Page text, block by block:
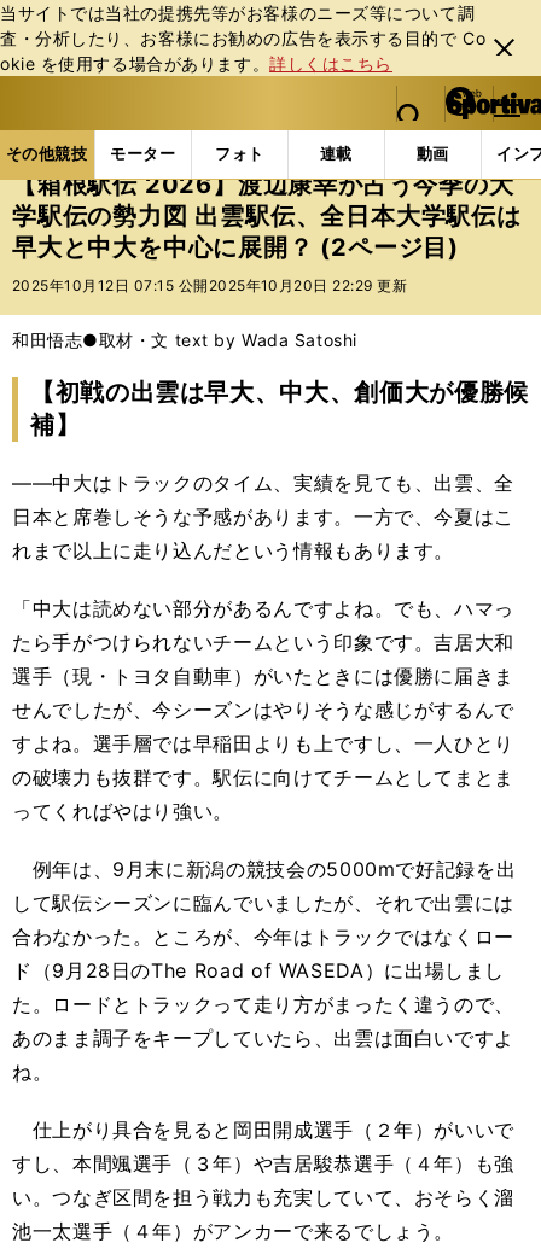
当サイトでは当社の提携先等がお客様のニーズ等について調
査・分析したり、お客様にお勧めの広告を表⽰する⽬的で Co
okie を使⽤する場合があります。詳しくはこちら
閉じ
る
web Sportiva (webスポルティーバ)
検索
マイペ
ー
ジ
メニュ
その他競技 モーター フォト 連載 動画 イン
ス
ポ
ル
テ
ー
バ
その他競技の記事一覧 陸上 【箱根駅伝 2026】渡
【箱根駅伝 2026】渡辺康幸が占う今季の大
学駅伝の勢力図 出雲駅伝、全日本大学駅伝は
早大と中大を中心に展開？ (2ページ目)
2025年10月12日 07:15 公開 2025年10月20日 22:29 更新
和田悟志●取材・文 text by Wada Satoshi
【初戦の出雲は早大、中大、創価大が優勝候
補】
――中大はトラックのタイム、実績を見ても、出雲、全
日本と席巻しそうな予感があります。一方で、今夏はこ
れまで以上に走り込んだという情報もあります。
「中大は読めない部分があるんですよね。でも、ハマっ
たら手がつけられないチームという印象です。吉居大和
選手（現・トヨタ自動車）がいたときには優勝に届きま
せんでしたが、今シーズンはやりそうな感じがするんで
すよね。選手層では早稲田よりも上ですし、一人ひとり
の破壊力も抜群です。駅伝に向けてチームとしてまとま
ってくればやはり強い。
例年は、9月末に新潟の競技会の5000mで好記録を出
して駅伝シーズンに臨んでいましたが、それで出雲には
合わなかった。ところが、今年はトラックではなくロー
ド（9月28日のThe Road of WASEDA）に出場しまし
た。ロードとトラックって走り方がまったく違うので、
あのまま調子をキープしていたら、出雲は面白いですよ
ね。
仕上がり具合を見ると岡田開成選手（２年）がいいで
すし、本間颯選手（３年）や吉居駿恭選手（４年）も強
い。つなぎ区間を担う戦力も充実していて、おそらく溜
池一太選手（４年）がアンカーで来るでしょう。